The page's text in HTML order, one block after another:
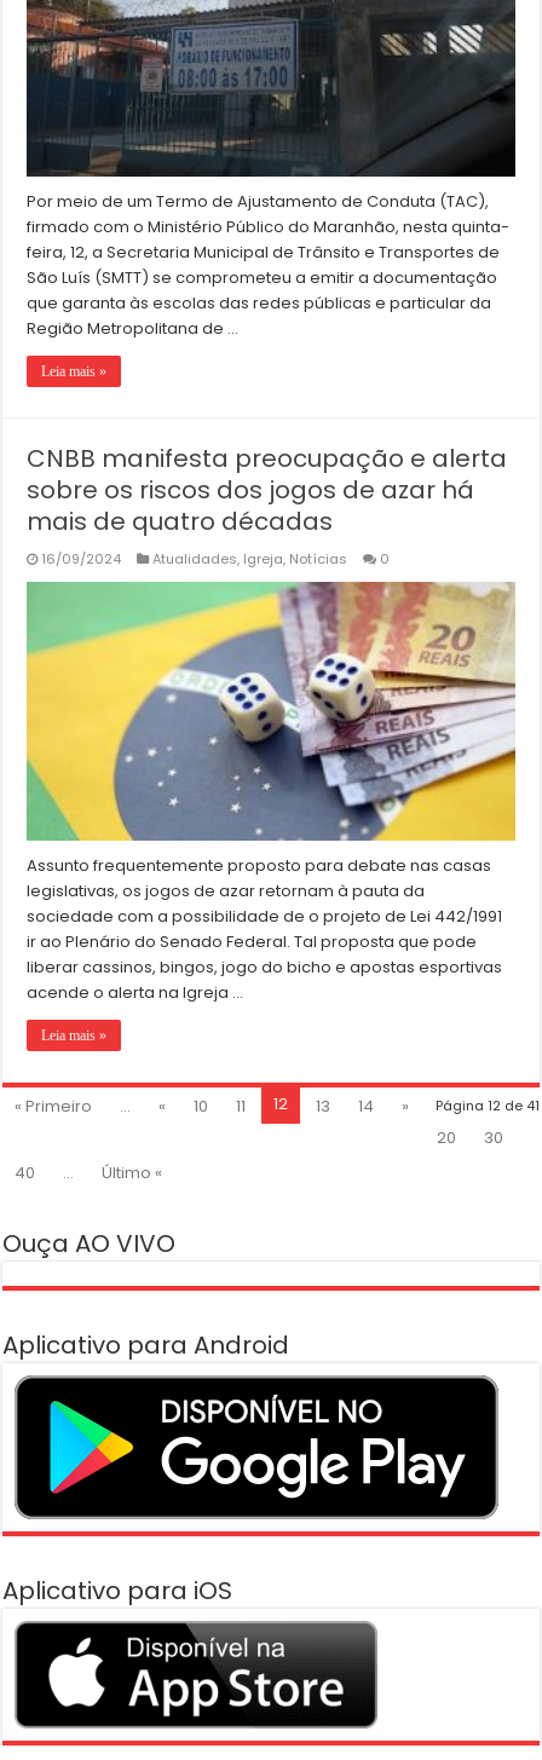
Por meio de um Termo de Ajustamento de Conduta (TAC),
firmado com o Ministério Público do Maranhão, nesta quinta-
feira, 12, a Secretaria Municipal de Trânsito e Transportes de
São Luís (SMTT) se comprometeu a emitir a documentação
que garanta às escolas das redes públicas e particular da
Região Metropolitana de …
Leia mais »
CNBB manifesta preocupação e alerta
sobre os riscos dos jogos de azar há
mais de quatro décadas
16/09/2024 Atualidades, Igreja, Notícias 0
Assunto frequentemente proposto para debate nas casas
legislativas, os jogos de azar retornam à pauta da
sociedade com a possibilidade de o projeto de Lei 442/1991
ir ao Plenário do Senado Federal. Tal proposta que pode
liberar cassinos, bingos, jogo do bicho e apostas esportivas
acende o alerta na Igreja …
Leia mais »
Página 12 de 41
« Primeiro ... « 10 11 12 13 14
»
20
30
40
... Último «
Ouça AO VIVO
Aplicativo para Android
Aplicativo para iOS